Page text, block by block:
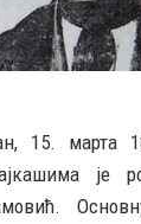
15. марта
је